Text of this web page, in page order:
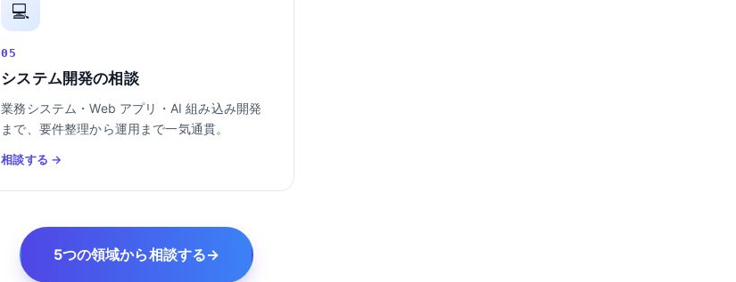
💻
05
システム開発の相談
業務システム・Web アプリ・AI 組み込み開発
まで、要件整理から運用まで一気通貫。
相談する →
5つの領域から相談する→